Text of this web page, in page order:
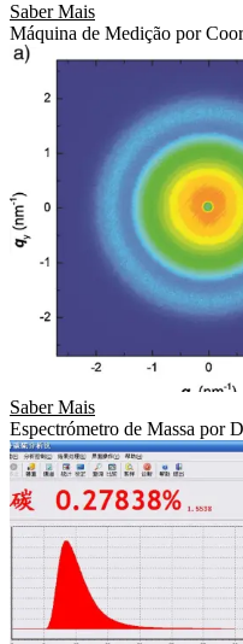
Saber Mais
Máquina de Medição por
Saber Mais
Espectrómetro de Massa por